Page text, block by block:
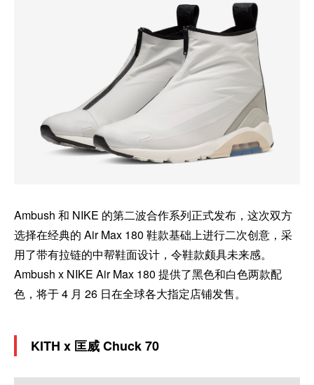
Ambush 和 NIKE 的第二波合作系列正式发布，这次双方
选择在经典的 Air Max 180 鞋款基础上进行二次创意，采
用了带有拉链的中帮鞋面设计，令鞋款颇具未来感。
Ambush x NIKE Air Max 180 提供了黑色和白色两款配
色，将于 4 月 26 日在全球各大指定店铺发售。
KITH x 匡威 Chuck 70